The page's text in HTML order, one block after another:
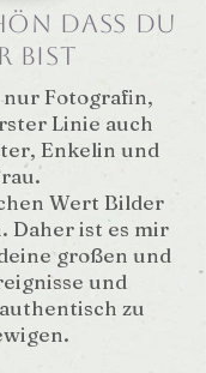
dass du
bist
Fotografin,
Linie auch
Enkelin und
Wert Bilder
Daher ist es mir
großen und
und
zu